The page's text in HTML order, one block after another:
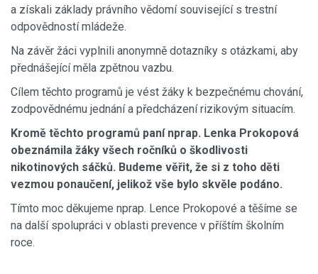
a získali základy právního vědomí související s trestní
odpovědností mládeže.
Na závěr žáci vyplnili anonymně dotazníky s otázkami, aby
přednášející měla zpětnou vazbu.
Cílem těchto programů je vést žáky k bezpečnému chování,
zodpovědnému jednání a předcházení rizikovým situacím.
Kromě těchto programů paní nprap. Lenka Prokopová
obeznámila žáky všech ročníků o škodlivosti
nikotinových sáčků. Budeme věřit, že si z toho děti
vezmou ponaučení, jelikož vše bylo skvěle podáno.
Tímto moc děkujeme nprap. Lence Prokopové a těšíme se
na další spolupráci v oblasti prevence v příštím školním
roce.